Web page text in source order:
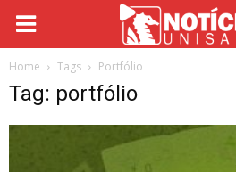
Home Tags Portfólio
Tag: portfólio